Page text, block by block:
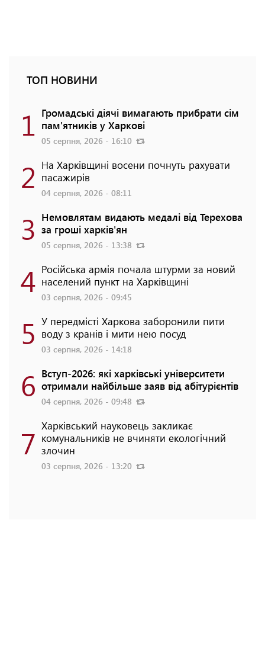
ТОП НОВИНИ
1 Громадські діячі вимагають прибрати сім
пам'ятників у Харкові
05 серпня, 2026 - 16:10
2 На Харківщині восени почнуть рахувати
пасажирів
04 серпня, 2026 - 08:11
3 Немовлятам видають медалі від Терехова
за гроші харків'ян
05 серпня, 2026 - 13:38
4 Російська армія почала штурми за новий
населений пункт на Харківщині
03 серпня, 2026 - 09:45
5 У передмісті Харкова заборонили пити
воду з кранів і мити нею посуд
03 серпня, 2026 - 14:18
6 Вступ-2026: які харківські університети
отримали найбільше заяв від абітурієнтів
04 серпня, 2026 - 09:48
7 Харківський науковець закликає
комунальників не вчиняти екологічний
злочин
03 серпня, 2026 - 13:20